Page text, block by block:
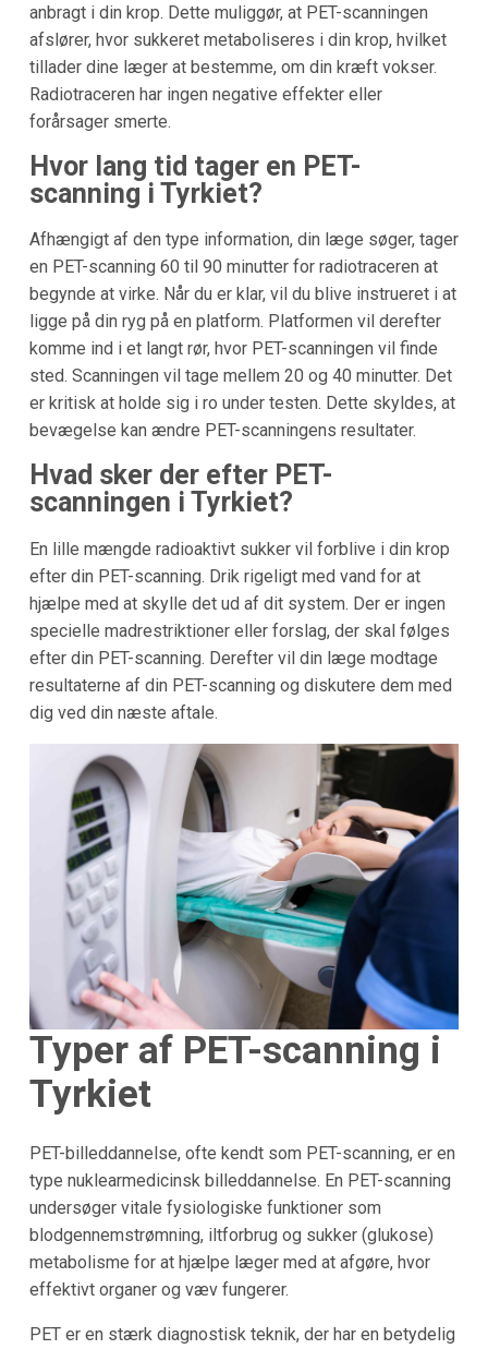
anbragt i din krop. Dette muliggør, at PET-scanningen
afslører, hvor sukkeret metaboliseres i din krop, hvilket
tillader dine læger at bestemme, om din kræft vokser.
Radiotraceren har ingen negative effekter eller
forårsager smerte.
Hvor lang tid tager en PET-
scanning i Tyrkiet?
Afhængigt af den type information, din læge søger, tager
en PET-scanning 60 til 90 minutter for radiotraceren at
begynde at virke. Når du er klar, vil du blive instrueret i at
ligge på din ryg på en platform. Platformen vil derefter
komme ind i et langt rør, hvor PET-scanningen vil finde
sted. Scanningen vil tage mellem 20 og 40 minutter. Det
er kritisk at holde sig i ro under testen. Dette skyldes, at
bevægelse kan ændre PET-scanningens resultater.
Hvad sker der efter PET-
scanningen i Tyrkiet?
En lille mængde radioaktivt sukker vil forblive i din krop
efter din PET-scanning. Drik rigeligt med vand for at
hjælpe med at skylle det ud af dit system. Der er ingen
specielle madrestriktioner eller forslag, der skal følges
efter din PET-scanning. Derefter vil din læge modtage
resultaterne af din PET-scanning og diskutere dem med
dig ved din næste aftale.
Typer af PET-scanning i
Tyrkiet
PET-billeddannelse, ofte kendt som PET-scanning, er en
type nuklearmedicinsk billeddannelse. En PET-scanning
undersøger vitale fysiologiske funktioner som
blodgennemstrømning, iltforbrug og sukker (glukose)
metabolisme for at hjælpe læger med at afgøre, hvor
effektivt organer og væv fungerer.
PET er en stærk diagnostisk teknik, der har en betydelig